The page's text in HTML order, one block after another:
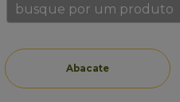
busque por um produto
Abacate